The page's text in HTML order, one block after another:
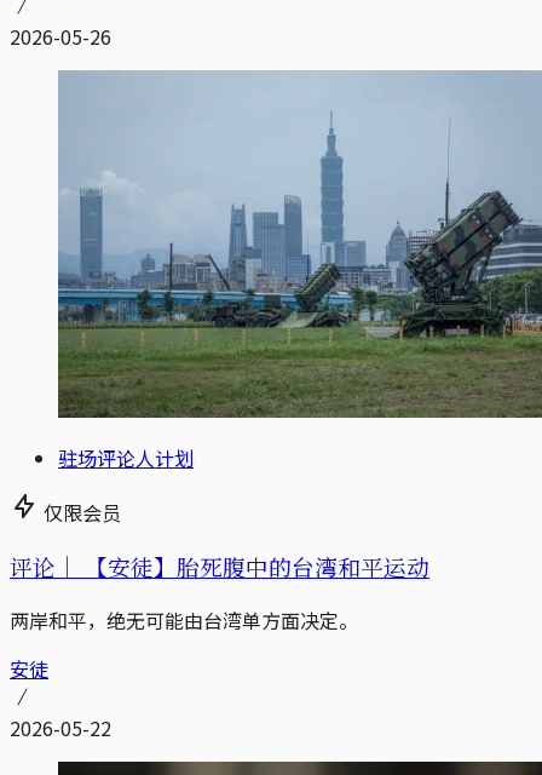
2026-05-26
驻场评论人计划
仅限会员
评论｜ 【安徒】胎死腹中的台湾和平运动
两岸和平，绝无可能由台湾单方面决定。
安徒
2026-05-22